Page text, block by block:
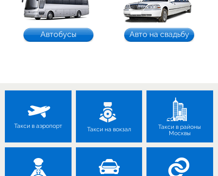
Автобусы Авто на свадьбу
Такси в аэропорт
Такси на вокзал
Такси в районы
Москвы